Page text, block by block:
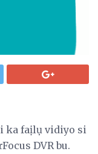
ka faịlụ vidiyo si
DVR bu.